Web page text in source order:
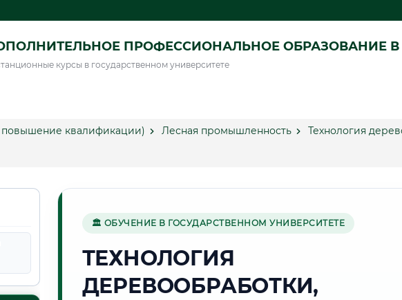
ПРОФЕССИОНАЛЬНОЕ ОБРАЗОВАНИЕ
курсы в государственном университете
повышение квалификации) Лесная промышленность
Технология
🏛 ОБУЧЕНИЕ В ГОСУДАРСТВЕННОМ УНИВЕРСИТЕТЕ
ТЕХНОЛОГИЯ
ДЕРЕВООБРАБОТКИ,